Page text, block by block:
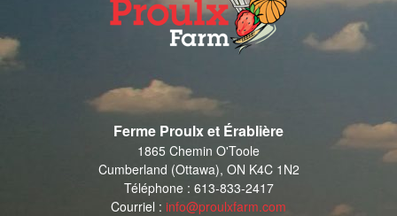
Ferme Proulx et Érablière
1865 Chemin O'Toole
Cumberland (Ottawa), ON K4C 1N2
Téléphone : 613-833-2417
Courriel : info@proulxfarm.com